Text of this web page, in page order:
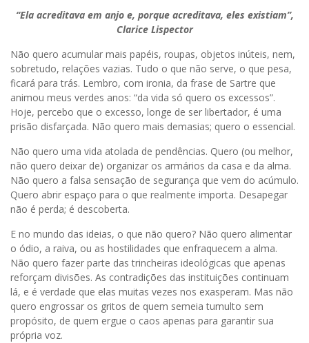
“Ela acreditava em anjo e, porque acreditava, eles existiam”,
Clarice Lispector
Não quero acumular mais papéis, roupas, objetos inúteis, nem,
sobretudo, relações vazias. Tudo o que não serve, o que pesa,
ficará para trás. Lembro, com ironia, da frase de Sartre que
animou meus verdes anos: “da vida só quero os excessos”.
Hoje, percebo que o excesso, longe de ser libertador, é uma
prisão disfarçada. Não quero mais demasias; quero o essencial.
Não quero uma vida atolada de pendências. Quero (ou melhor,
não quero deixar de) organizar os armários da casa e da alma.
Não quero a falsa sensação de segurança que vem do acúmulo.
Quero abrir espaço para o que realmente importa. Desapegar
não é perda; é descoberta.
E no mundo das ideias, o que não quero? Não quero alimentar
o ódio, a raiva, ou as hostilidades que enfraquecem a alma.
Não quero fazer parte das trincheiras ideológicas que apenas
reforçam divisões. As contradições das instituições continuam
lá, e é verdade que elas muitas vezes nos exasperam. Mas não
quero engrossar os gritos de quem semeia tumulto sem
propósito, de quem ergue o caos apenas para garantir sua
própria voz.